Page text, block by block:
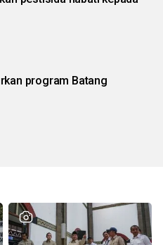
program Batang